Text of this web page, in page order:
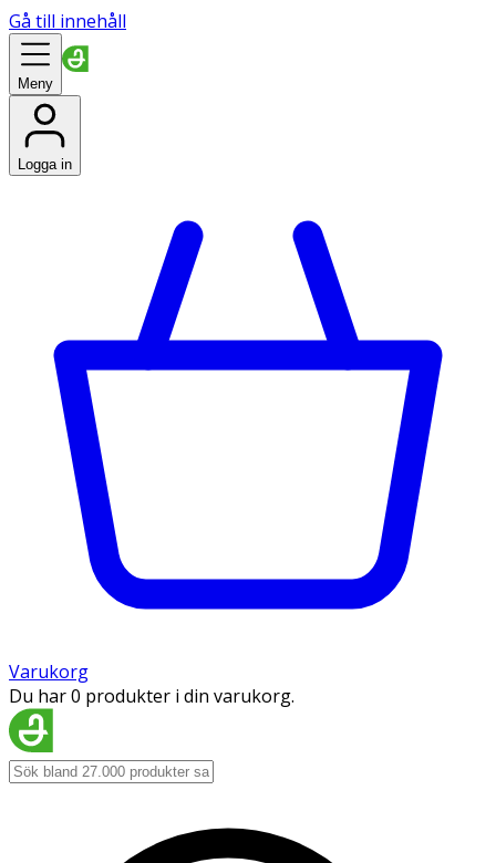
Gå till innehåll
Meny
Logga in
Varukorg
Du har 0 produkter i din varukorg.